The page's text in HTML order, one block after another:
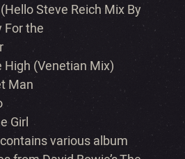
Steve Reich Mix By
the
High (Venetian Mix)
Man
Girl
various album